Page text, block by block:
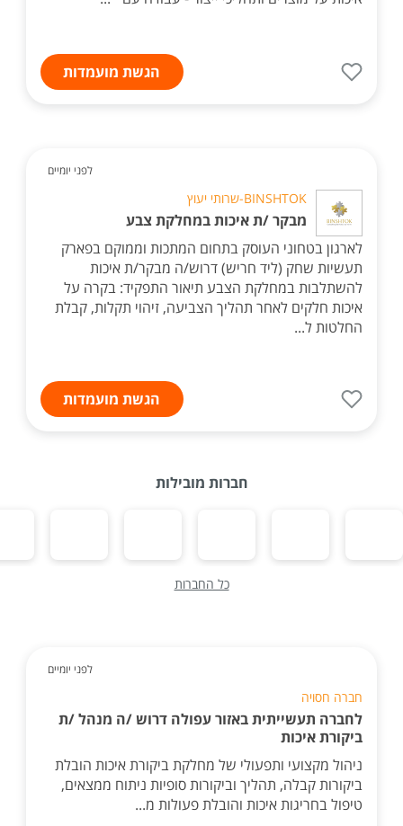
הגשת מועמדות
לפני יומיים
BINSHTOK-שרותי יעוץ
מבקר /ת איכות במחלקת צבע
לארגון בטחוני העוסק בתחום המתכות וממוקם בפארק
תעשיות שחק (ליד חריש) דרוש/ה מבקר/ת איכות
להשתלבות במחלקת הצבע תיאור התפקיד: בקרה על
איכות חלקים לאחר תהליך הצביעה, זיהוי תקלות, קבלת
החלטות ל...
הגשת מועמדות
חברות מובילות
כל החברות
לפני יומיים
חברה חסויה
לחברה תעשייתית באזור עפולה דרוש /ה מנהל /ת
ביקורת איכות
ניהול מקצועי ותפעולי של מחלקת ביקורת איכות הובלת
ביקורות קבלה, תהליך וביקורות סופיות ניתוח ממצאים,
טיפול בחריגות איכות והובלת פעולות מ...